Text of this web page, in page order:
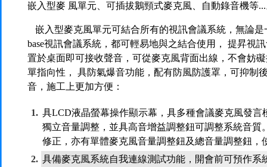
嵌入型麥 風單元、可插拔鵝頸式麥克風、自動錄音機等
嵌入型麥克風單元可結合所有的視訊會議系統，無論是
base視訊會議系統，都可輕易地與之結合使用， 提昇視
置於桌面即可接收聲音，可從麥克風背面出線，不會妨
單指向性， 具防氣爆音功能，配有防風防護罩，可抑制
音，施工上更加方便：
1. 具LCD液晶螢幕操作顯示幕，具多種會議麥克風發言
獨立音量調整，並具高音增益調整鈕可調整系統音質
修正，亦有單體麥克風音量調整鈕及總音量調整鈕，
2. 具備麥克風系統自我連線測試功能，開會前可預作系